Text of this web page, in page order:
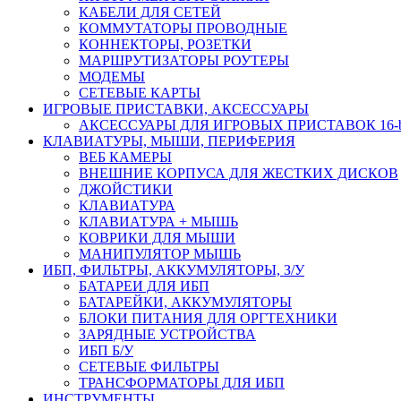
КАБЕЛИ ДЛЯ СЕТЕЙ
КОММУТАТОРЫ ПРОВОДНЫЕ
КОННЕКТОРЫ, РОЗЕТКИ
МАРШРУТИЗАТОРЫ РОУТЕРЫ
МОДЕМЫ
СЕТЕВЫЕ КАРТЫ
ИГРОВЫЕ ПРИСТАВКИ, АКСЕССУАРЫ
АКСЕССУАРЫ ДЛЯ ИГРОВЫХ ПРИСТАВОК 16-
КЛАВИАТУРЫ, МЫШИ, ПЕРИФЕРИЯ
ВЕБ КАМЕРЫ
ВНЕШНИЕ КОРПУСА ДЛЯ ЖЕСТКИХ ДИСКОВ
ДЖОЙСТИКИ
КЛАВИАТУРА
КЛАВИАТУРА + МЫШЬ
КОВРИКИ ДЛЯ МЫШИ
МАНИПУЛЯТОР МЫШЬ
ИБП, ФИЛЬТРЫ, АККУМУЛЯТОРЫ, З/У
БАТАРЕИ ДЛЯ ИБП
БАТАРЕЙКИ, АККУМУЛЯТОРЫ
БЛОКИ ПИТАНИЯ ДЛЯ ОРГТЕХНИКИ
ЗАРЯДНЫЕ УСТРОЙСТВА
ИБП Б/У
СЕТЕВЫЕ ФИЛЬТРЫ
ТРАНСФОРМАТОРЫ ДЛЯ ИБП